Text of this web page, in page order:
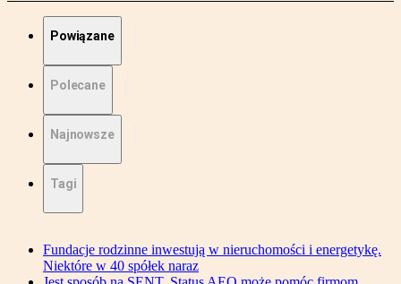
Powiązane
Polecane
Najnowsze
Tagi
Fundacje rodzinne inwestują w nieruchomości i energetykę.
Niektóre w 40 spółek naraz